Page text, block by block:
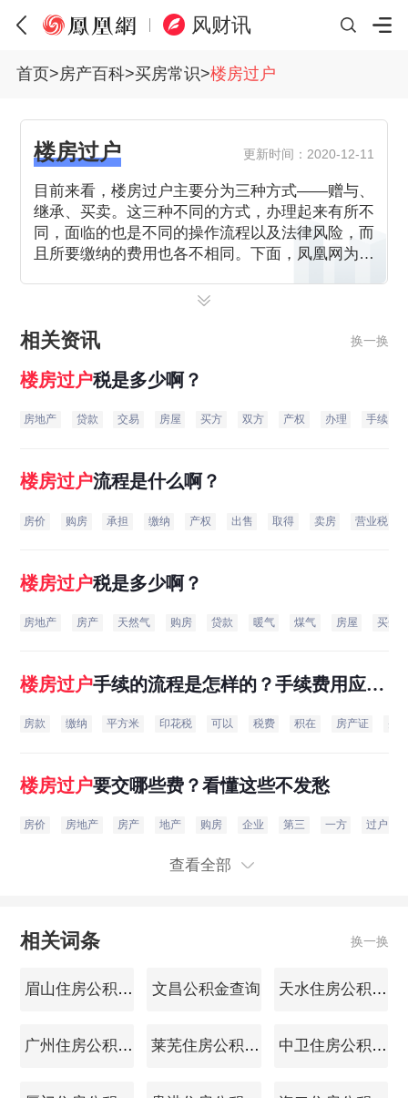
风财讯
首页>房产百科>买房常识>楼房过户
楼房过户 更新时间：2020-12-11
目前来看，楼房过户主要分为三种方式——赠与、
继承、买卖。这三种不同的方式，办理起来有所不
同，面临的也是不同的操作流程以及法律风险，而
且所要缴纳的费用也各不相同。下面，凤凰网为大
相关的内容，一起来看看吧。
相关资讯 换一换
楼房过户税是多少啊？
房地产 贷款 交易 房屋 买方 双方 产权 办理 手续
楼房过户流程是什么啊？
房价 购房 承担 缴纳 产权 出售 取得 卖房 营业税
楼房过户税是多少啊？
房地产 房产 天然气 购房 贷款 暖气 煤气 房屋 买受
楼房过户手续的流程是怎样的？手续费用应如
房款 缴纳 平方米 印花税 可以 税费 积在 房产证 并
楼房过户要交哪些费？看懂这些不发愁
房价 房地产 房产 地产 购房 企业 第三 一方 过户
查看全部
相关词条 换一换
眉山住房公积金查询 文昌公积金查询 天水住房公积金查询
广州住房公积金查询 莱芜住房公积金查询 中卫住房公积金查询